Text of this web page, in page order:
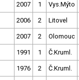
2007 1 Vys.Mýto
2006 2 Litovel
2007 2 Olomouc
1991 1 Č.Kruml.
1976 2 Č.Kruml.